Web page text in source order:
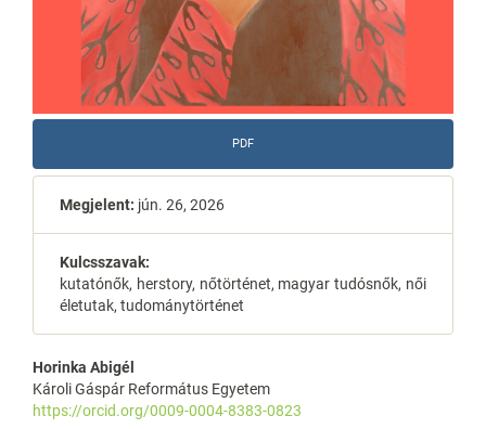
PDF
Megjelent: jún. 26, 2026
Kulcsszavak:
kutatónők, herstory, nőtörténet, magyar tudósnők, női
életutak, tudománytörténet
Main
Article
Horinka Abigél
Károli Gáspár Református Egyetem
https://orcid.org/0009-0004-8383-0823